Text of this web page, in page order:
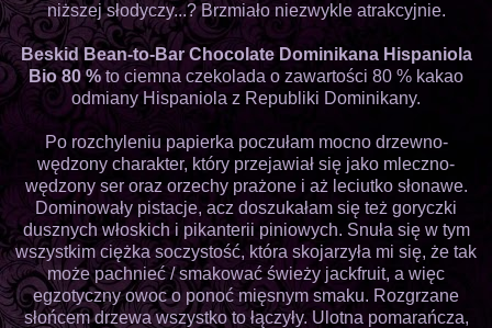
niższej słodyczy...? Brzmiało niezwykle atrakcyjnie.
Beskid Bean-to-Bar Chocolate Dominikana Hispaniola
Bio 80 % to ciemna czekolada o zawartości 80 % kakao
odmiany Hispaniola z Republiki Dominikany.
Po rozchyleniu papierka poczułam mocno drzewno-
wędzony charakter, który przejawiał się jako mleczno-
wędzony ser oraz orzechy prażone i aż leciutko słonawe.
Dominowały pistacje, acz doszukałam się też goryczki
dusznych włoskich i pikanterii piniowych. Snuła się w tym
wszystkim ciężka soczystość, która skojarzyła mi się, że tak
może pachnieć / smakować świeży jackfruit, a więc
egzotyczny owoc o ponoć mięsnym smaku. Rozgrzane
słońcem drzewa wszystko to łączyły. Ulotna pomarańcza,